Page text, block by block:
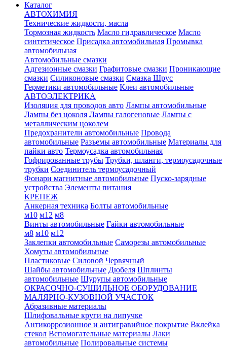
Каталог
АВТОХИМИЯ
Технические жидкости, масла
Тормозная жидкость Масло гидравлическое Масло
синтетическое Присадка автомобильная Промывка
автомобильная
Автомобильные смазки
Адгезионные смазки Графитовые смазки Проникающие
смазки Силиконовые смазки Смазка Шрус
Герметики автомобильные Клеи автомобильные
АВТОЭЛЕКТРИКА
Изоляция для проводов авто Лампы автомобильные
Лампы без цоколя Лампы галогеновые Лампы с
металлическим цоколем
Предохранители автомобильные Провода
автомобильные Разъемы автомобильные Материалы для
пайки авто Термоусадка автомобильная
Гофрированные трубы Трубки, шланги, термоусадочные
трубки Соединитель термоусадочный
Фонари магнитные автомобильные Пуско-зарядные
устройства Элементы питания
КРЕПЕЖ
Анкерная техника Болты автомобильные
м10 м12 м8
Винты автомобильные Гайки автомобильные
м8 м10 м12
Заклепки автомобильные Саморезы автомобильные
Хомуты автомобильные
Пластиковые Силовой Червячный
Шайбы автомобильные Дюбеля Шплинты
автомобильные Шурупы автомобильные
ОКРАСОЧНО-СУШИЛЬНОЕ ОБОРУДОВАНИЕ
МАЛЯРНО-КУЗОВНОЙ УЧАСТОК
Абразивные материалы
Шлифовальные круги на липучке
Антикоррозионное и антигравийное покрытие Вклейка
стекол Вспомогательные материалы Лаки
автомобильные Полировальные системы